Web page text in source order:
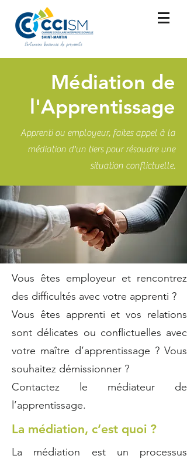
Médiation de
l'Apprentissage
Apprenti ou employeur, faites appel à la
médiation d'un tiers pour résoudre une
situation conflictuelle.
Vous êtes employeur et rencontrez
des difficultés avec votre apprenti ?
Vous êtes apprenti et vos relations
sont délicates ou conflictuelles avec
votre maître d’apprentissage ? Vous
souhaitez démissionner ?
Contactez le médiateur de
l’apprentissage.
La médiation, c’est quoi ?
La médiation est un processus